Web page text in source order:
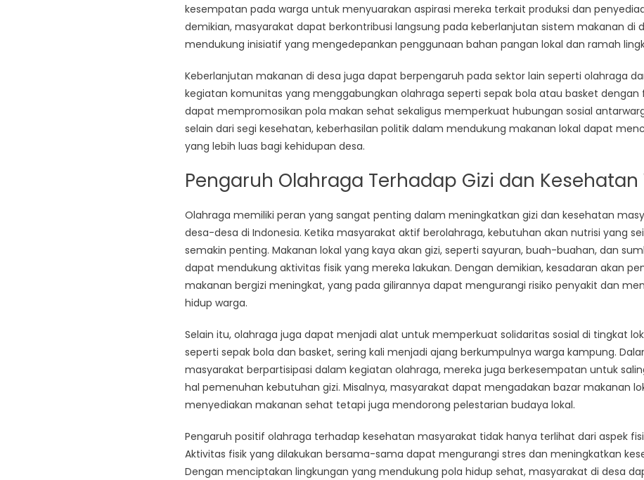
kesempatan pada warga untuk menyuarakan aspirasi mereka terkait produksi dan
demikian, masyarakat dapat berkontribusi langsung pada keberlanjutan sistem makanan di
mendukung inisiatif yang mengedepankan penggunaan bahan pangan lokal dan ramah
Keberlanjutan makanan di desa juga dapat berpengaruh pada sektor lain seperti olahraga
kegiatan komunitas yang menggabungkan olahraga seperti sepak bola atau basket dengan
dapat mempromosikan pola makan sehat sekaligus memperkuat hubungan sosial
selain dari segi kesehatan, keberhasilan politik dalam mendukung makanan lokal dapat
yang lebih luas bagi kehidupan desa.
Pengaruh Olahraga Terhadap Gizi dan Kesehatan
Olahraga memiliki peran yang sangat penting dalam meningkatkan gizi dan kesehatan
desa-desa di Indonesia. Ketika masyarakat aktif berolahraga, kebutuhan akan nutrisi yang
semakin penting. Makanan lokal yang kaya akan gizi, seperti sayuran, buah-buahan, dan
dapat mendukung aktivitas fisik yang mereka lakukan. Dengan demikian, kesadaran akan
makanan bergizi meningkat, yang pada gilirannya dapat mengurangi risiko penyakit dan
hidup warga.
Selain itu, olahraga juga dapat menjadi alat untuk memperkuat solidaritas sosial di tingkat
seperti sepak bola dan basket, sering kali menjadi ajang berkumpulnya warga kampung.
masyarakat berpartisipasi dalam kegiatan olahraga, mereka juga berkesempatan untuk
hal pemenuhan kebutuhan gizi. Misalnya, masyarakat dapat mengadakan bazar makanan
menyediakan makanan sehat tetapi juga mendorong pelestarian budaya lokal.
Pengaruh positif olahraga terhadap kesehatan masyarakat tidak hanya terlihat dari aspek
Aktivitas fisik yang dilakukan bersama-sama dapat mengurangi stres dan meningkatkan
Dengan menciptakan lingkungan yang mendukung pola hidup sehat, masyarakat di desa